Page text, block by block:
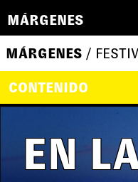
MÁRGENES
MÁRGENES /
CONTENIDO
EN